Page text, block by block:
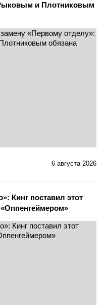
и Плотниковым
6 августа 2026
Кинг поставил этот